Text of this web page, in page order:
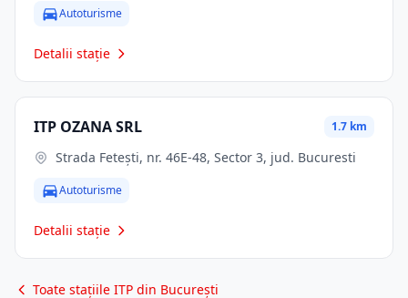
Autoturisme
Detalii stație
ITP OZANA SRL 1.7 km
Strada Fetești, nr. 46E-48, Sector 3, jud. Bucuresti
Autoturisme
Detalii stație
Toate stațiile ITP din București